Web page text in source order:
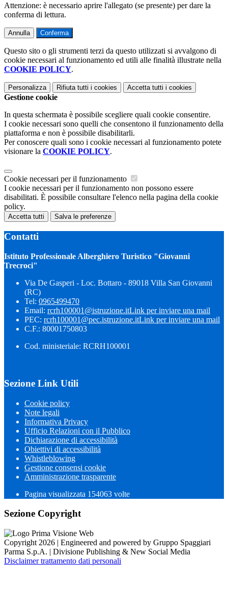
Attenzione: è necessario aprire l'allegato (se presente) per dare la
conferma di lettura.
Annulla Conferma
Questo sito o gli strumenti terzi da questo utilizzati si avvalgono di
cookie necessari al funzionamento ed utili alle finalità illustrate nella
COOKIE POLICY.
Personalizza Rifiuta tutti i cookies Accetta tutti i cookies
Gestione cookie
In questa schermata è possibile scegliere quali cookie consentire.
I cookie necessari sono quelli che consentono il funzionamento della
piattaforma e non è possibile disabilitarli.
Per conoscere quali sono i cookie necessari al funzionamento potete
visionare la COOKIE POLICY.
Cookie necessari per il funzionamento
I cookie necessari per il funzionamento non possono essere
disabilitati. È possibile consultare l'elenco nella pagina della cookie
policy.
Accetta tutti Salva le preferenze
Contatti
Istituto Professionale Alberghiero Turistico "Giovanni
Trecroci"
Via De Gasperi - Loc. Bottaro - 89018 Villa San Giovanni
(RC)
Tel: 0965499470
Email: rcrh100001@istruzione.itLink per inviare una mail
PEC: rcrh100001@pec.istruzione.itLink per inviare una mail
C.F.: 80001750803
Cod. ministeriale: RCRH100001
Sezione Link Utili
Cookie policy
Note legali
Informativa Privacy
Ufficio Relazioni con il Pubblico
Dichiarazione di accessibilità
Obiettivi di accessibilità
Whistleblowing
Gestione consensi cookie
Amministrazione trasparente
Pagina visualizzata 154063 volte
Sezione Copyright
Copyright 2026 | Engineered and powered by Gruppo Spaggiari
Parma S.p.A. | Divisione Publishing & New Social Media
Disclaimer trattamento dati personali